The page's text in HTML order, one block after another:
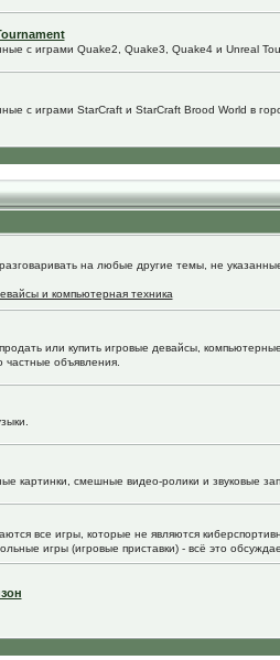
с играми Quake2, Quake3, Quake4 и Unreal
с играми StarCraft и StarCraft Brood World в
на любые другие темы, не
и компьютерная техника
или купить игровые девайсы,
объявления.
картинки, смешные видео-ролики и звуковые
все игры, которые не являются
игры (игровые приставки) - всё это